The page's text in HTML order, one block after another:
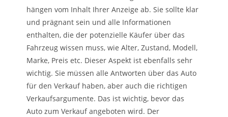
hängen vom Inhalt Ihrer Anzeige ab. Sie sollte klar
und prägnant sein und alle Informationen
enthalten, die der potenzielle Käufer über das
Fahrzeug wissen muss, wie Alter, Zustand, Modell,
Marke, Preis etc. Dieser Aspekt ist ebenfalls sehr
wichtig. Sie müssen alle Antworten über das Auto
für den Verkauf haben, aber auch die richtigen
Verkaufsargumente. Das ist wichtig, bevor das
Auto zum Verkauf angeboten wird. Der